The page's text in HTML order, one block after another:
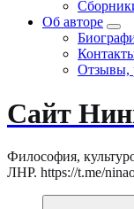
Об авторе
Отзывы,
Сайт
Философия,
ЛНР. https://t.me/